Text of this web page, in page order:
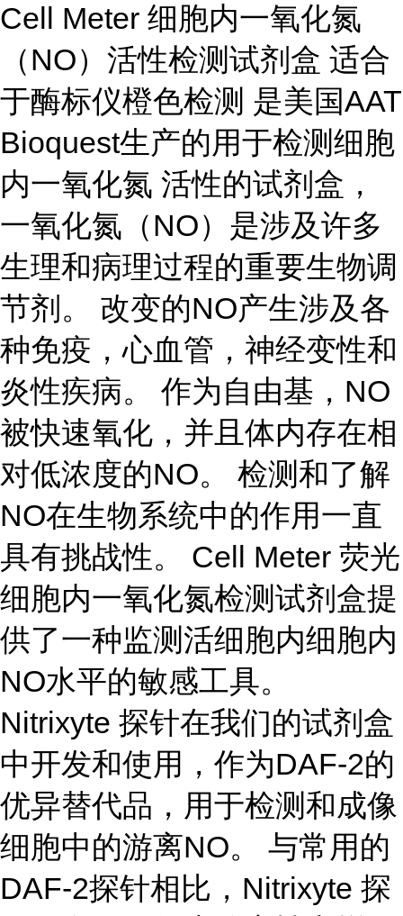
Cell Meter 细胞内一氧化氮
（NO）活性检测试剂盒 适合
于酶标仪橙色检测 是美国AAT
Bioquest生产的用于检测细胞
内一氧化氮 活性的试剂盒，
一氧化氮（NO）是涉及许多
生理和病理过程的重要生物调
节剂。 改变的NO产生涉及各
种免疫，心血管，神经变性和
炎性疾病。 作为自由基，NO
被快速氧化，并且体内存在相
对低浓度的NO。 检测和了解
NO在生物系统中的作用一直
具有挑战性。 Cell Meter 荧光
细胞内一氧化氮检测试剂盒提
供了一种监测活细胞内细胞内
NO水平的敏感工具。
Nitrixyte 探针在我们的试剂盒
中开发和使用，作为DAF-2的
优异替代品，用于检测和成像
细胞中的游离NO。 与常用的
DAF-2探针相比，Nitrixyte 探